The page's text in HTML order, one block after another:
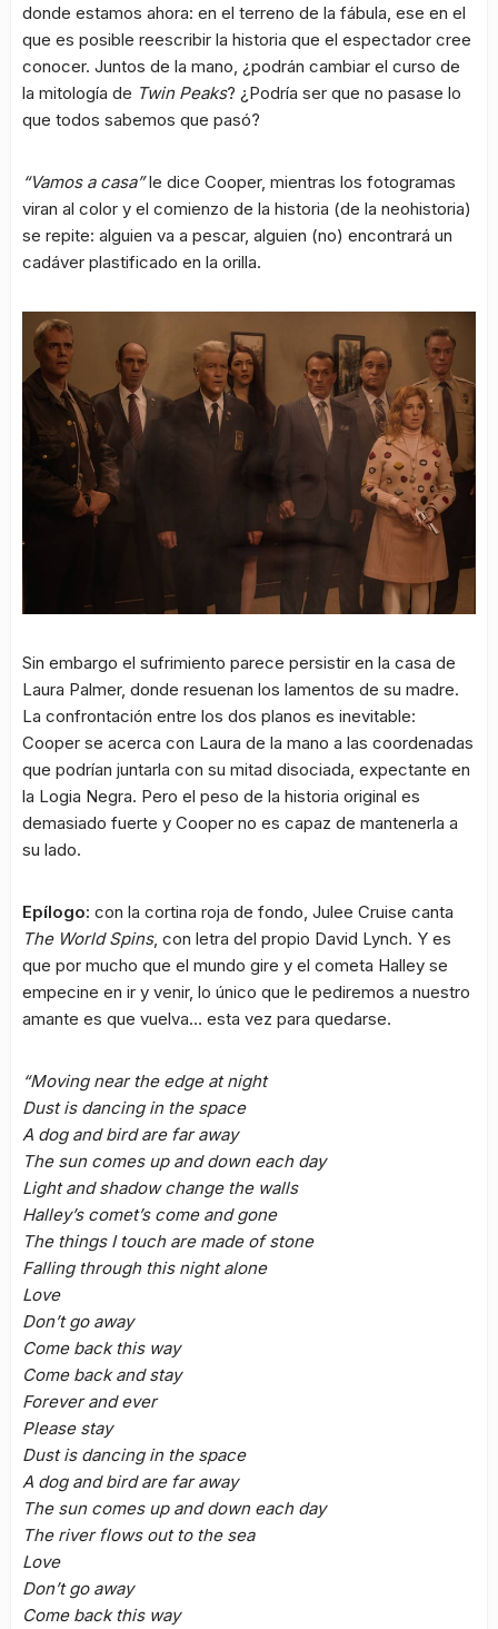
donde estamos ahora: en el terreno de la fábula, ese en el
que es posible reescribir la historia que el espectador cree
conocer. Juntos de la mano, ¿podrán cambiar el curso de
la mitología de Twin Peaks? ¿Podría ser que no pasase lo
que todos sabemos que pasó?
“Vamos a casa”le dice Cooper, mientras los fotogramas
viran al color y el comienzo de la historia (de la neohistoria)
se repite: alguien va a pescar, alguien (no) encontrará un
cadáver plastificado en la orilla.
Sin embargo el sufrimiento parece persistir en la casa de
Laura Palmer, donde resuenan los lamentos de su madre.
La confrontación entre los dos planos es inevitable:
Cooper se acerca con Laura de la mano a las coordenadas
que podrían juntarla con su mitad disociada, expectante en
la Logia Negra. Pero el peso de la historia original es
demasiado fuerte y Cooper no es capaz de mantenerla a
su lado.
Epílogo: con la cortina roja de fondo, Julee Cruise canta
The World Spins, con letra del propio David Lynch. Y es
que por mucho que el mundo gire y el cometa Halley se
empecine en ir y venir, lo único que le pediremos a nuestro
amante es que vuelva… esta vez para quedarse.
“Moving near the edge at night
Dust is dancing in the space
A dog and bird are far away
The sun comes up and down each day
Light and shadow change the walls
Halley’s comet’s come and gone
The things I touch are made of stone
Falling through this night alone
Love
Don’t go away
Come back this way
Come back and stay
Forever and ever
Please stay
Dust is dancing in the space
A dog and bird are far away
The sun comes up and down each day
The river flows out to the sea
Love
Don’t go away
Come back this way